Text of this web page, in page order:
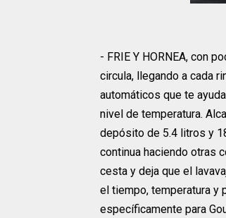
- FRIE Y HORNEA, con
circula, llegando a cada
automáticos que te
nivel de temperatura.
depósito de 5.4 litros y
continua haciendo otras
cesta y deja que el
el tiempo, temperatura y
específicamente para